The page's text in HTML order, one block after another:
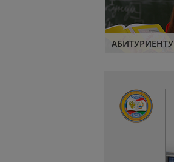
АБИТУРИЕНТУ